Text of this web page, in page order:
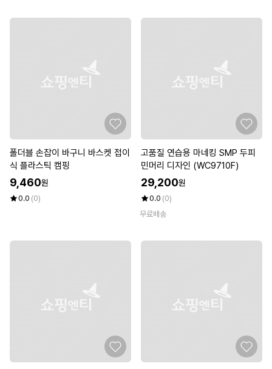
폴더블 손잡이 바구니 바스켓 접이
식 플라스틱 캠핑
9,460원
0.0 (0)
고품질 연습용 마네킹 SMP 두피
민머리 디자인 (WC9710F)
29,200원
0.0 (0)
무료배송